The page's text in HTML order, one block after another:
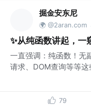
掘金安东尼
🌍 @2aran.com
✨从纯函数讲起，
一直强调：纯函数！无
请求、DOM查询等等
79